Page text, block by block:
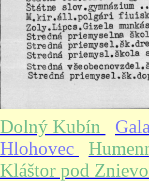
Dolný Kubín
Hlohovec
Kláštor pod